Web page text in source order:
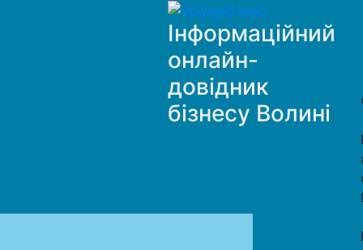
Інформаційний
онлайн-
довідник
бізнесу Волині